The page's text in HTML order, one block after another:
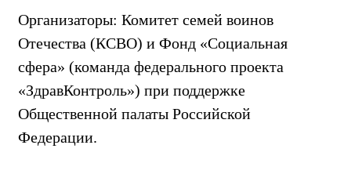
Организаторы: Комитет семей воинов
Отечества (КСВО) и Фонд «Социальная
сфера» (команда федерального проекта
«ЗдравКонтроль») при поддержке
Общественной палаты Российской
Федерации.